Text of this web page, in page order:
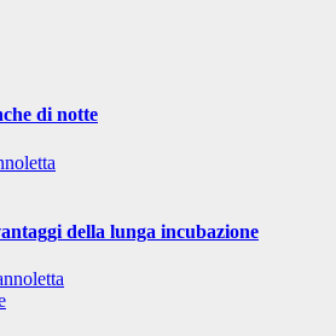
di notte
della lunga incubazione